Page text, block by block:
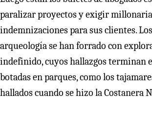
paralizar proyectos y exigir
indemnizaciones para sus clientes.
arqueología se han forrado con
indefinido, cuyos hallazgos terminan
botadas en parques, como los
hallados cuando se hizo la Costanera